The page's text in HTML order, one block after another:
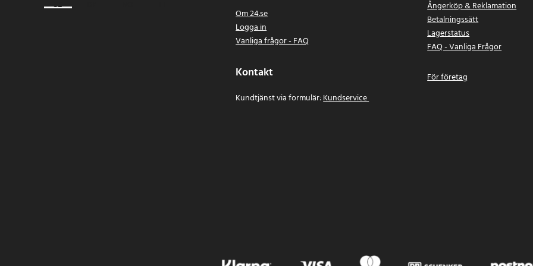
Om 24.se
Logga in
Vanliga frågor - FAQ
Kontakt
Kundtjänst via formulär:Kundservice
Ångerköp & Reklamation
Betalningssätt
Lagerstatus
FAQ - Vanliga Frågor
För företag